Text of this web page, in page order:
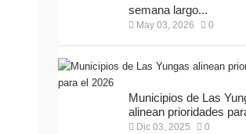
semana largo...
May 03, 2026 0
Municipios de Las
alinean prioridades
Dic 03, 2025 0